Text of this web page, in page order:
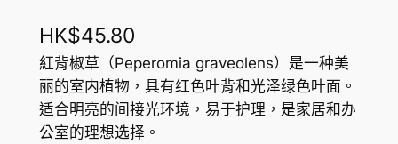
HK$45.80
紅背椒草（Peperomia graveolens）是一种美
丽的室内植物，具有红色叶背和光泽绿色叶面。
适合明亮的间接光环境，易于护理，是家居和办
公室的理想选择。